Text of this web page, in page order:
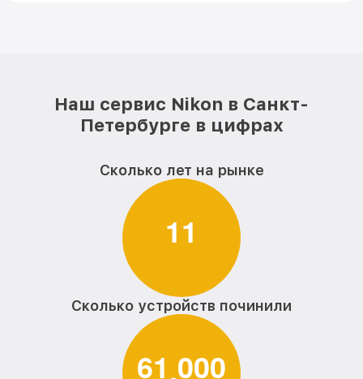
Наш сервис Nikon в Санкт-
Петербурге в цифрах
Сколько лет на рынке
11
Сколько устройств починили
61,000